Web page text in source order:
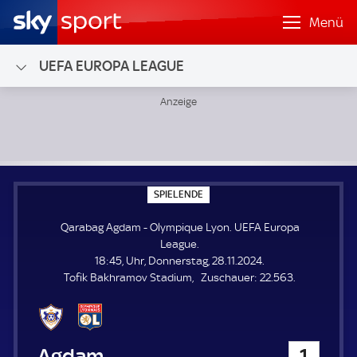
Menü
UEFA EUROPA LEAGUE
SPIELENDE
P
E
N
D
E
Qarabag Agdam - Olympique Lyon. UEFA Europa
League.
18:45, Uhr, Donnerstag, 28.11.2024.
Tofik Bakhramov Stadium
Zuschauer: Z
22.563.